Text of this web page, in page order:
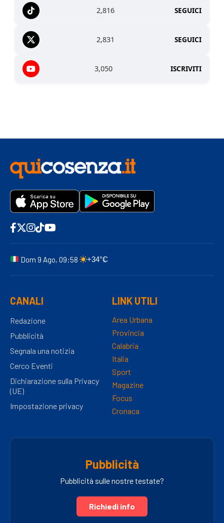
2,816 SEGUICI
2,831 SEGUICI
3,050 ISCRIVITI
Dom 9 Ago, 09:58 +34°C
CANALI
Redazione
Pubblicità
Segnala una notizia
Cerco Eventi
Dichiarazione sulla Privacy
(UE)
Impostazione privacy
LINK UTILI
Area Urbana
Provincia
Calabria
Italia
Sport
Magazine
Focus
Cronaca
Pubblicità
Pubblicità sulle nostre testate?
Richiedi info